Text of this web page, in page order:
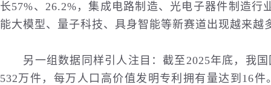
长57%、26.2%，集成电路制造、光电子器件制造行
能大模型、量子科技、具身智能等新赛道出现越来越
另一组数据同样引人注目：截至2025年底，我国
532万件，每万人口高价值发明专利拥有量达到16